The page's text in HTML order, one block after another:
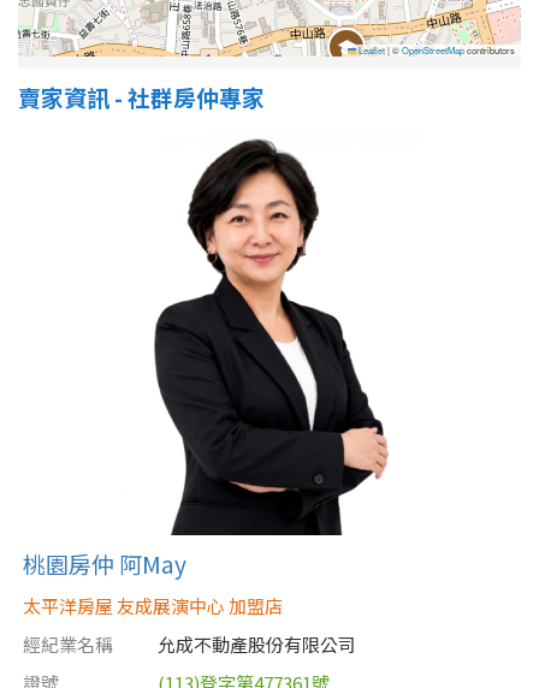
Leaflet|©OpenStreetMapcontributors
賣家資訊 - 社群房仲專家
桃園房仲 阿May
太平洋房屋 友成展演中心 加盟店
經紀業名稱
允成不動產股份有限公司
證號
(113)登字第477361號